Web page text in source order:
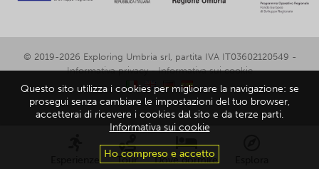
Tour Dove dormire
© 2019-2026 Exploring Umbria srl, partita IVA IT03602120549 -
Informativa privacy-Informativa sui cookie
Questo sito utilizza i cookies per migliorare la navigazione: se
prosegui senza cambiare le impostazioni del tuo browser,
accetterai di ricevere i cookies dal sito e da terze parti.
Informativa sui cookie
Ho compreso e accetto